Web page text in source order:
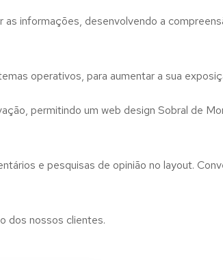
informações, desenvolvendo a
operativos, para aumentar a sua
permitindo um web design Sobral de
e pesquisas de opinião no layout.
dos nossos clientes.